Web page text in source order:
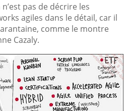
pas de décrire les
agiles dans le détail, car il
comme le montre
Cazaly.